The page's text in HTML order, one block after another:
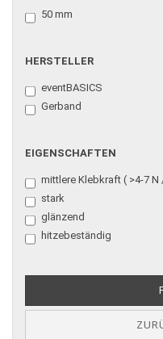
50 mm
HERSTELLER
eventBASICS
Gerband
EIGENSCHAFTEN
mittlere Klebkraft ( >4-7 N
stark
glänzend
hitzebeständig